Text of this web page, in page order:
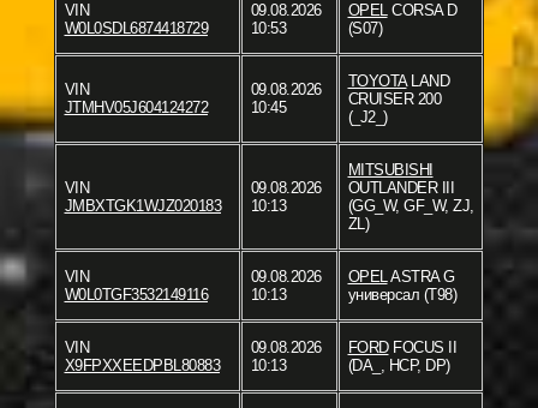
VIN
W0L0SDL6874418729
09.08.2026
10:53
OPELCORSA D
(S07)
VIN
JTMHV05J604124272
09.08.2026
10:45
TOYOTALAND
CRUISER 200
(_J2_)
VIN
JMBXTGK1WJZ020183
09.08.2026
10:13
MITSUBISHI
OUTLANDER III
(GG_W, GF_W, ZJ,
ZL)
VIN
W0L0TGF3532149116
09.08.2026
10:13
OPELASTRA G
универсал (T98)
VIN
X9FPXXEEDPBL80883
09.08.2026
10:13
FORDFOCUS II
(DA_, HCP, DP)